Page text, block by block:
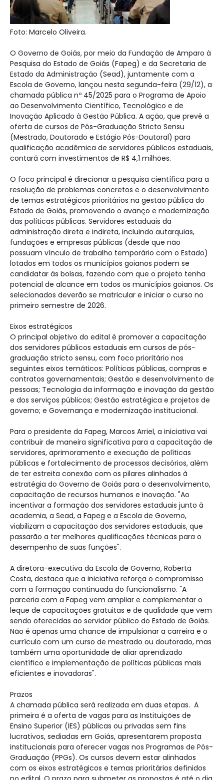
Foto: Marcelo Oliveira.
O Governo de Goiás, por meio da Fundação de Amparo à
Pesquisa do Estado de Goiás (Fapeg) e da Secretaria de
Estado da Administração (Sead), juntamente com a
Escola de Governo, lançou nesta segunda-feira (29/12), a
chamada pública nº 45/2025 para o Programa de Apoio
ao Desenvolvimento Científico, Tecnológico e de
Inovação Aplicado à Gestão Pública. A ação, que prevê a
oferta de cursos de Pós-Graduação Stricto Sensu
(Mestrado, Doutorado e Estágio Pós-Doutoral) para
qualificação acadêmica de servidores públicos estaduais,
contará com investimentos de R$ 4,1 milhões.
O foco principal é direcionar a pesquisa científica para a
resolução de problemas concretos e o desenvolvimento
de temas estratégicos prioritários na gestão pública do
Estado de Goiás, promovendo o avanço e modernização
das políticas públicas. Servidores estaduais da
administração direta e indireta, incluindo autarquias,
fundações e empresas públicas (desde que não
possuam vínculo de trabalho temporário com o Estado)
lotados em todos os municípios goianos podem se
candidatar às bolsas, fazendo com que o projeto tenha
potencial de alcance em todos os municípios goianos. Os
selecionados deverão se matricular e iniciar o curso no
primeiro semestre de 2026.
Eixos estratégicos
O principal objetivo do edital é promover a capacitação
dos servidores públicos estaduais em cursos de pós-
graduação stricto sensu, com foco prioritário nos
seguintes eixos temáticos: Políticas públicas, compras e
contratos governamentais; Gestão e desenvolvimento de
pessoas; Tecnologia da informação e inovação da gestão
e dos serviços públicos; Gestão estratégica e projetos de
governo; e Governança e modernização institucional.
Para o presidente da Fapeg, Marcos Arriel, a iniciativa vai
contribuir de maneira significativa para a capacitação de
servidores, aprimoramento e execução de políticas
públicas e fortalecimento de processos decisórios, além
de ter estreita conexão com os pilares alinhados à
estratégia do Governo de Goiás para o desenvolvimento,
capacitação de recursos humanos e inovação. "Ao
incentivar a formação dos servidores estaduais junto à
academia, a Sead, a Fapeg e a Escola de Governo,
viabilizam a capacitação dos servidores estaduais, que
passarão a ter melhores qualificações técnicas para o
desempenho de suas funções".
A diretora-executiva da Escola de Governo, Roberta
Costa, destaca que a iniciativa reforça o compromisso
com a formação continuada do funcionalismo. "A
parceria com a Fapeg vem ampliar e complementar o
leque de capacitações gratuitas e de qualidade que vem
sendo oferecidas ao servidor público do Estado de Goiás.
Não é apenas uma chance de impulsionar a carreira e o
currículo com um curso de mestrado ou doutorado, mas
também uma oportunidade de aliar aprendizado
científico e implementação de políticas públicas mais
eficientes e inovadoras".
Prazos
A chamada pública será realizada em duas etapas. A
primeira é a oferta de vagas para as Instituições de
Ensino Superior (IES) públicas ou privadas sem fins
lucrativos, sediadas em Goiás, apresentarem proposta
institucionais para oferecer vagas nos Programas de Pós-
Graduação (PPGs). Os cursos devem estar alinhados
com os eixos estratégicos e temas prioritários definidos